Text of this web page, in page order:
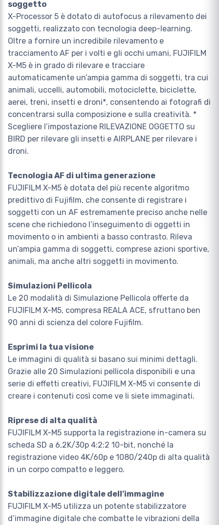
soggetto
X-Processor 5 è dotato di autofocus a rilevamento dei
soggetti, realizzato con tecnologia deep-learning.
Oltre a fornire un incredibile rilevamento e
tracciamento AF per i volti e gli occhi umani, FUJIFILM
X-M5 è in grado di rilevare e tracciare
automaticamente un’ampia gamma di soggetti, tra cui
animali, uccelli, automobili, motociclette, biciclette,
aerei, treni, insetti e droni*, consentendo ai fotografi di
concentrarsi sulla composizione e sulla creatività. *
Scegliere l’impostazione RILEVAZIONE OGGETTO su
BIRD per rilevare gli insetti e AIRPLANE per rilevare i
droni.
Tecnologia AF di ultima generazione
FUJIFILM X-M5 è dotata del più recente algoritmo
predittivo di Fujifilm, che consente di registrare i
soggetti con un AF estremamente preciso anche nelle
scene che richiedono l’inseguimento di oggetti in
movimento o in ambienti a basso contrasto. Rileva
un’ampia gamma di soggetti, comprese azioni sportive,
animali, ma anche altri soggetti in movimento.
Simulazioni Pellicola
Le 20 modalità di Simulazione Pellicola offerte da
FUJIFILM X-M5, compresa REALA ACE, sfruttano ben
90 anni di scienza del colore Fujifilm.
Esprimi la tua visione
Le immagini di qualità si basano sui minimi dettagli.
Grazie alle 20 Simulazioni pellicola disponibili e una
serie di effetti creativi, FUJIFILM X-M5 vi consente di
creare i contenuti così come ve li siete immaginati.
Riprese di alta qualità
FUJIFILM X-M5 supporta la registrazione in-camera su
scheda SD a 6,2K/30p 4:2:2 10-bit, nonché la
registrazione video 4K/60p e 1080/240p di alta qualità
in un corpo compatto e leggero.
Stabilizzazione digitale dell’immagine
FUJIFILM X-M5 utilizza un potente stabilizzatore
d’immagine digitale che combatte le vibrazioni della